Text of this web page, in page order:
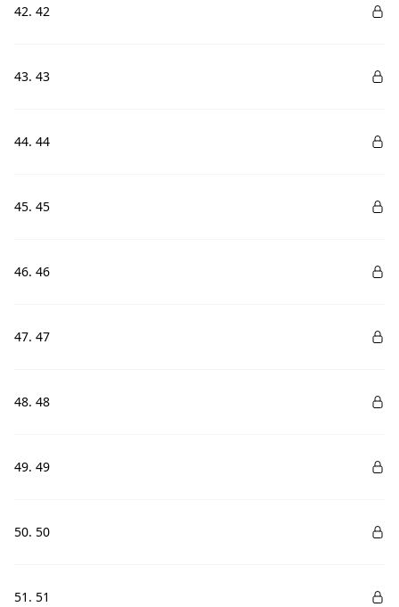
42. 42
43. 43
44. 44
45. 45
46. 46
47. 47
48. 48
49. 49
50. 50
51. 51